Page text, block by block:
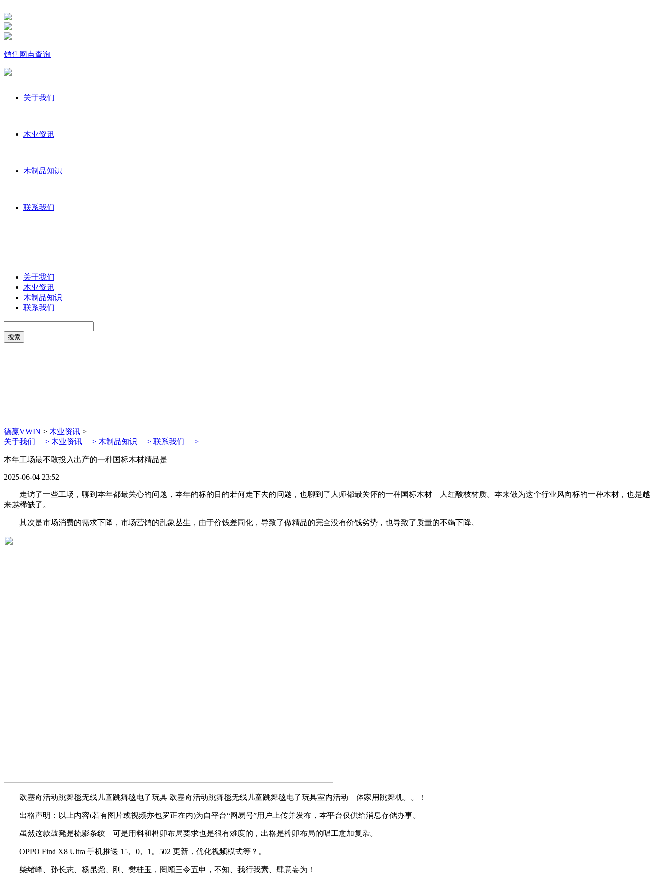
销售网点查询
关于我们
木业资讯
木制品知识
联系我们
关于我们
木业资讯
木制品知识
联系我们
德赢VWIN > 木业资讯 >
关于我们 > 木业资讯 > 木制品知识 > 联系我们 >
本年工场最不敢投入出产的一种国标木材精品是
2025-06-04 23:52
走访了一些工场，聊到本年都最关心的问题，本年的标的目的若何走下去的问题，也聊到了大师都最关怀的一种国标木材，大红酸枝材质。本来做为这个行业风向标的一种木材，也是越
来越稀缺了。
其次是市场消费的需求下降，市场营销的乱象丛生，由于价钱差同化，导致了做精品的完全没有价钱劣势，也导致了质量的不竭下降。
欧塞奇活动跳舞毯无线儿童跳舞毯电子玩具 欧塞奇活动跳舞毯无线儿童跳舞毯电子玩具室内活动一体家用跳舞机。。！
出格声明：以上内容(若有图片或视频亦包罗正在内)为自平台“网易号”用户上传并发布，本平台仅供给消息存储办事。
虽然这款鼓凳是梳影条纹，可是用料和榫卯布局要求也是很有难度的，出格是榫卯布局的唱工愈加复杂。
OPPO Find X8 Ultra 手机推送 15。0。1。502 更新，优化视频模式等？。
柴绪峰、孙长志、杨昆尧、刚、樊桂玉，罔顾三令五申，不知、我行我素、肆意妄为！